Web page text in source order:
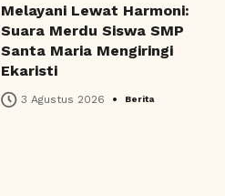
Melayani Lewat Harmoni:
Suara Merdu Siswa SMP
Santa Maria Mengiringi
Ekaristi
3 Agustus 2026 • Berita